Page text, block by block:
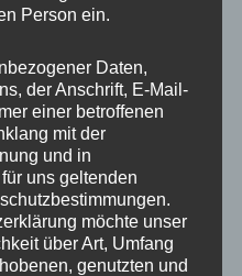
Person ein.
Daten,
der Anschrift, E-Mail-
einer betroffenen
mit der
und in
uns geltenden
möchte unser
über Art, Umfang
genutzten und